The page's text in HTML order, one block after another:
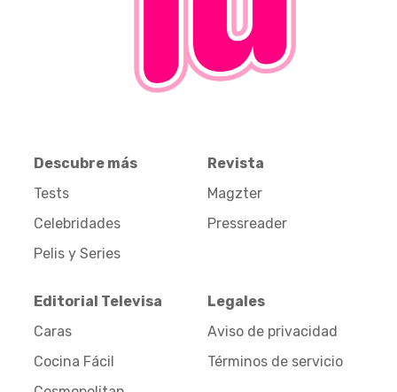
Descubre más
Tests
Celebridades
Pelis y Series
Revista
Magzter
Pressreader
Editorial Televisa
Caras
Cocina Fácil
Legales
Aviso de privacidad
Términos de servicio